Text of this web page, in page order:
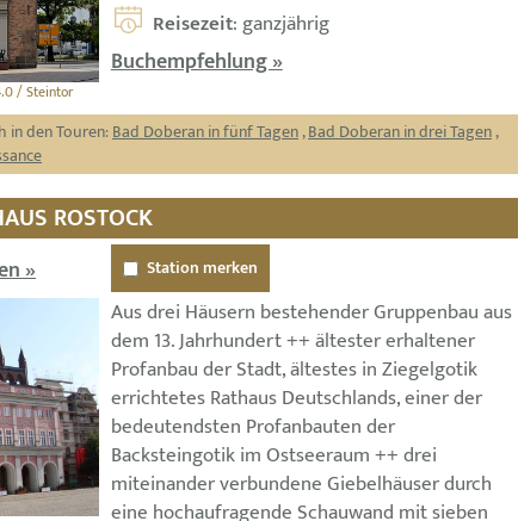
/ Steintor
Reisezeit: ganzjährig
Buchempfehlung »
in den Touren:Bad Doberan in fünf Tagen,Bad Doberan in drei Tagen,
ROSTOCK
» Station merken
Aus drei Häusern bestehender Gruppenbau aus
dem 13. Jahrhundert ++ ältester erhaltener
Profanbau der Stadt, ältestes in Ziegelgotik
errichtetes Rathaus Deutschlands, einer der
bedeutendsten Profanbauten der
Backsteingotik im Ostseeraum ++ drei
miteinander verbundene Giebelhäuser durch
eine hochaufragende Schauwand mit sieben